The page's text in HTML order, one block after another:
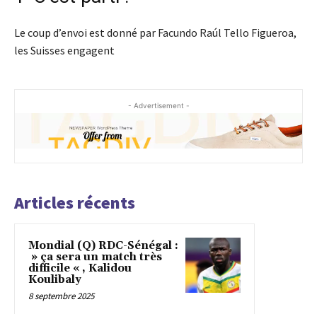
Le coup d’envoi est donné par Facundo Raúl Tello Figueroa,
les Suisses engagent
- Advertisement -
Articles récents
Mondial (Q) RDC-Sénégal :
» ça sera un match très
difficile « , Kalidou
Koulibaly
8 septembre 2025